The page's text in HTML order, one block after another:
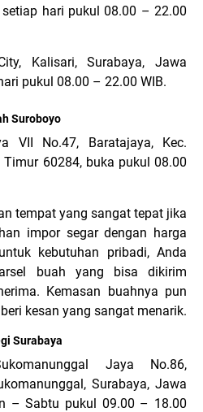
hari pukul 08.00 – 22.00
Kalisari, Surabaya, Jawa
pukul 08.00 – 22.00 WIB.
Suroboyo
VII No.47, Baratajaya, Kec.
Timur 60284, buka pukul 08.00
tempat yang sangat tepat jika
impor segar dengan harga
kebutuhan pribadi, Anda
buah yang bisa dikirim
Kemasan buahnya pun
kesan yang sangat menarik.
Surabaya
Jaya No.86,
Surabaya, Jawa
– Sabtu pukul 09.00 – 18.00